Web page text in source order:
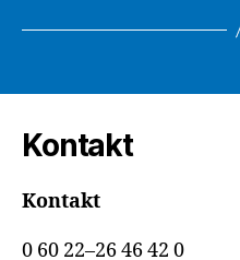
Kontakt
Kontakt
0 60 22–26 46 42 0